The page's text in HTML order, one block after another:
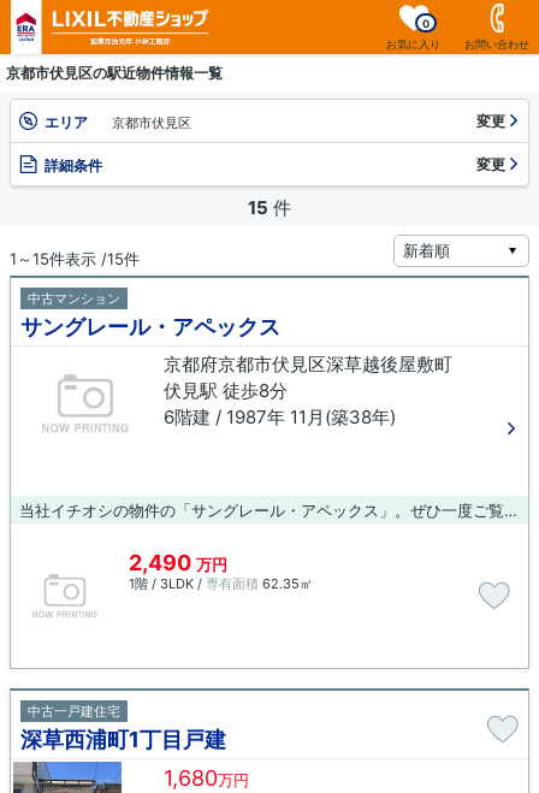
お気に入り
0
お問い合わせ
京都市伏見区の駅近物件情報一覧
エリア 京都市伏見区 変更
詳細条件 変更
15 件
1～15件表示 /15件
中古マンション
サングレール・アペックス
京都府京都市伏見区深草越後屋敷町
伏見駅 徒歩8分
6階建 / 1987年 11月(築38年)
当社イチオシの物件の「サングレール・アペックス」。ぜひ一度ご覧ください。築38年の中古マンションです。物件から駅まで徒歩8分です。伏見で不動産情報をお探しなら、多種多様な物件を取り扱っている当社にご依頼下さい。また、ご要望やご不明な点などございましたら、お気軽に当社へお問い合わせ下さい。
2,490 万円
1階 / 3LDK / 専有面積 62.35㎡
中古一戸建住宅
深草西浦町1丁目戸建
1,680万円